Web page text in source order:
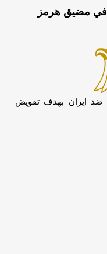
في مضيق هرمز
ضد إيران بهدف تقويض